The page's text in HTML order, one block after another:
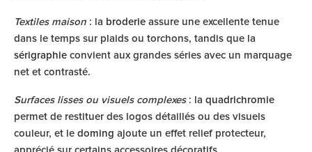
Textiles maison : la broderie assure une excellente tenue
dans le temps sur plaids ou torchons, tandis que la
sérigraphie convient aux grandes séries avec un marquage
net et contrasté.
Surfaces lisses ou visuels complexes: la quadrichromie
permet de restituer des logos détaillés ou des visuels
couleur, et le doming ajoute un effet relief protecteur,